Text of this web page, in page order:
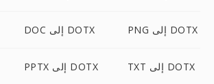
DOC إلى DOTX PNG إلى DOTX
PPTX إلى DOTX TXT إلى DOTX